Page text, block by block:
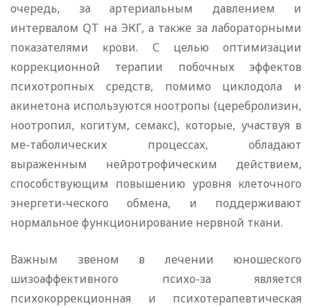
очередь, за артериальным давлением и
интервалом QT на ЭКГ, а также за лабораторными
показателями крови. С целью оптимизации
коррекционной терапии побочных эффектов
психотропных средств, помимо циклодола и
акинетона используются ноотропы (церебролизин,
ноотропил, когитум, семакс), которые, участвуя в
ме-таболических процессах, обладают
выраженным нейротрофическим действием,
способствующим повышению уровня клеточного
энергети-ческого обмена, и поддерживают
нормальное функционирование нервной ткани.
Важным звеном в лечении юношеского
шизоаффективного психо-за является
психокоррекционная и психотерапевтическая